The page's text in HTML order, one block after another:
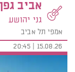
אביב
גני יהושע
אמפי תל אביב
15.08.26 | 20:45